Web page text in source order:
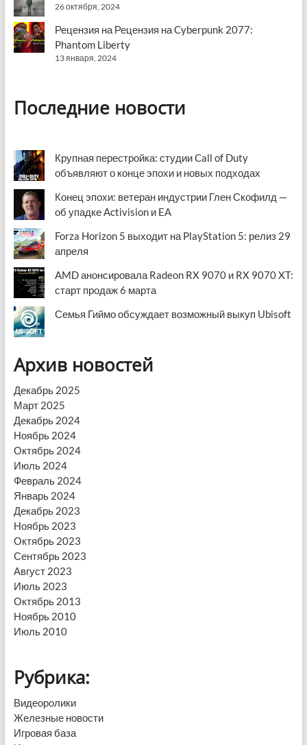
26 октября, 2024
Рецензия на Рецензия на Cyberpunk 2077:
Phantom Liberty
13 января, 2024
Последние новости
Крупная перестройка: студии Call of Duty
объявляют о конце эпохи и новых подходах
Конец эпохи: ветеран индустрии Глен Скофилд —
об упадке Activision и EA
Forza Horizon 5 выходит на PlayStation 5: релиз 29
апреля
AMD анонсировала Radeon RX 9070 и RX 9070 XT:
старт продаж 6 марта
Семья Гиймо обсуждает возможный выкуп Ubisoft
Архив новостей
Декабрь 2025
Март 2025
Декабрь 2024
Ноябрь 2024
Октябрь 2024
Июль 2024
Февраль 2024
Январь 2024
Декабрь 2023
Ноябрь 2023
Октябрь 2023
Сентябрь 2023
Август 2023
Июль 2023
Октябрь 2013
Ноябрь 2010
Июль 2010
Рубрика:
Видеоролики
Железные новости
Игровая база